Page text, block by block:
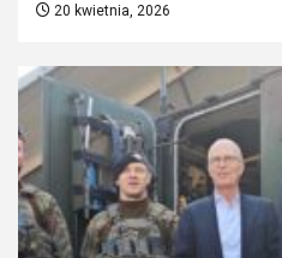
20 kwietnia, 2026